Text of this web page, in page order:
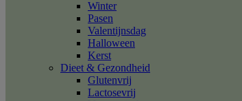
Winter
Pasen
Valentijnsdag
Halloween
Kerst
Dieet & Gezondheid
Glutenvrij
Lactosevrij